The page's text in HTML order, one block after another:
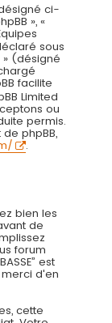
ci-
», «
sous
» (désigné
facilite
Limited
ou
permis.
phpBB,
.
bien les
de
forum
est
d'en
cette